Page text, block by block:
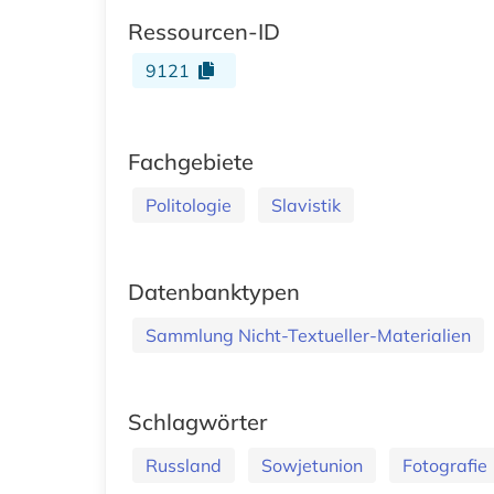
Ressourcen-ID
9121
Fachgebiete
Politologie Slavistik
Datenbanktypen
Sammlung Nicht-Textueller-Materialien
Schlagwörter
Russland Sowjetunion Fotografie